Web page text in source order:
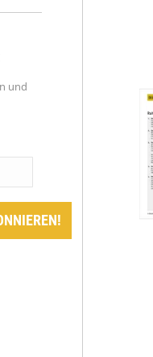
und